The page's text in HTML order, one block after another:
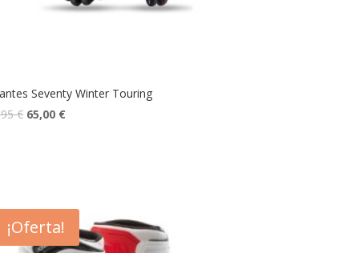
Seventy Winter Touring
€ 65,00 €
¡Oferta!